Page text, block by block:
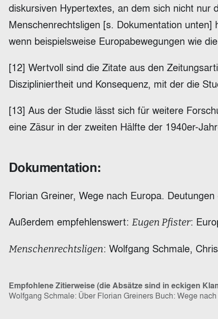
diskursiven Hypertextes, an dem sich nicht nur
Menschenrechtsligen [s. Dokumentation
wenn beispielsweise Europabewegungen wie
[12] Wertvoll sind die Zitate aus den
Diszipliniertheit und Konsequenz, mit der die
[13] Aus der Studie lässt sich für weitere
eine Zäsur in der zweiten Hälfte der 1940er-
Dokumentation:
Florian Greiner, Wege nach Europa.
Außerdem empfehlenswert: Eugen Pfister:
Menschenrechtsligen: Wolfgang Schmale,
Empfohlene Zitierweise (die Absätze sind in eckigen
Wolfgang Schmale: Über Florian Greiners Buch: Wege